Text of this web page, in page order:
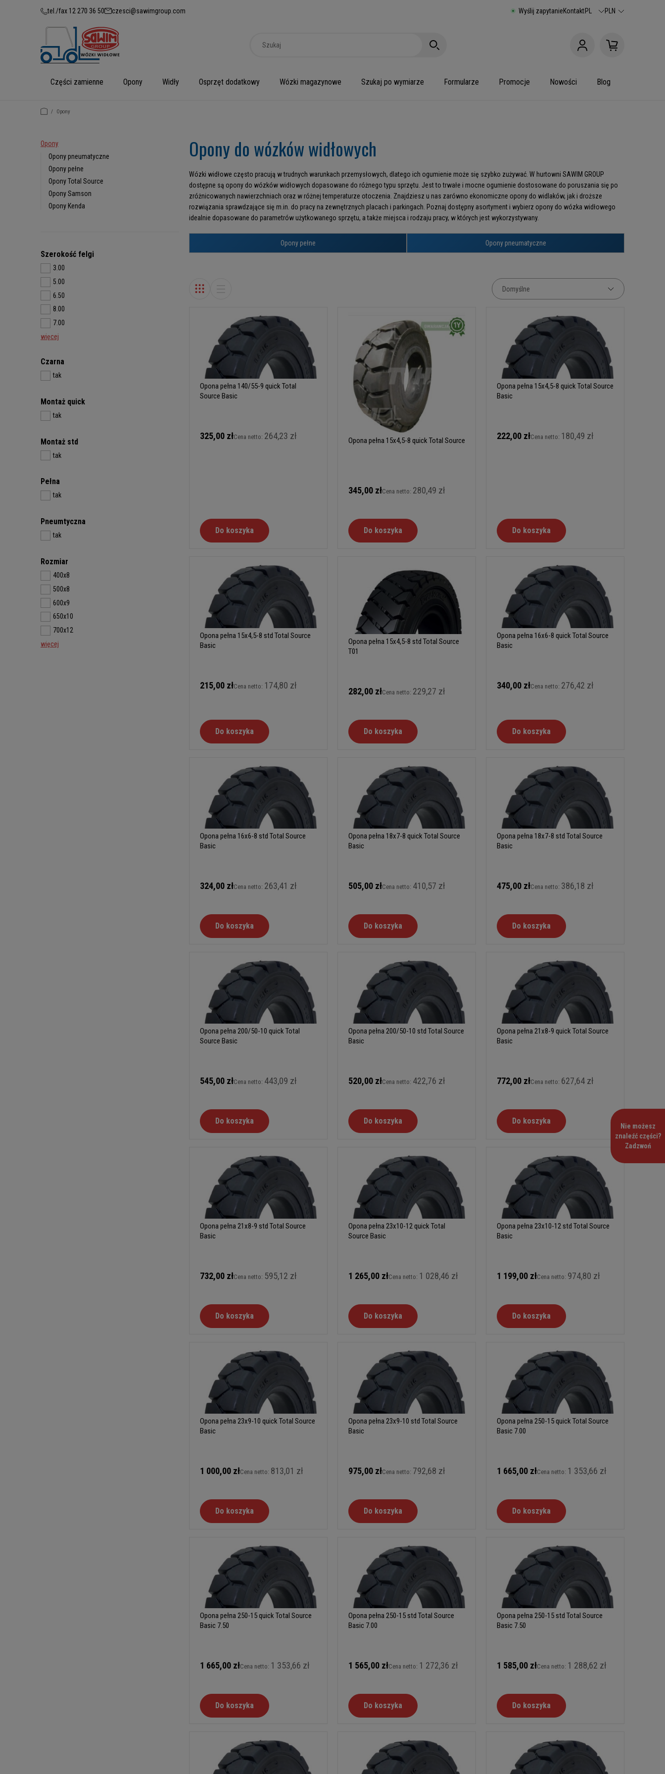
tel./fax 12 270 36 50 czesci@sawimgroup.com Wyślij zapytanieKontaktPL PLN
Części zamienne Opony Widły Osprzęt dodatkowy Wózki magazynowe Szukaj po wymiarze Formularze Promocje Nowości Blog
/ Opony
Opony
Opony pneumatyczne
Opony pełne
Opony Total Source
Opony Samson
Opony Kenda
Szerokość felgi
3.00
5.00
6.50
8.00
7.00
więcej
Czarna
tak
Montaż quick
tak
Montaż std
tak
Pełna
tak
Pneumtyczna
tak
Rozmiar
400x8
500x8
600x9
650x10
700x12
więcej
Opony do wózków widłowych
Wózki widłowe często pracują w trudnych warunkach przemysłowych, dlatego ich ogumienie może się szybko zużywać. W hurtowni SAWIM GROUP
dostępne są opony do wózków widłowych dopasowane do różnego typu sprzętu. Jest to trwałe i mocne ogumienie dostosowane do poruszania się po
zróżnicowanych nawierzchniach oraz w różnej temperaturze otoczenia. Znajdziesz u nas zarówno ekonomiczne opony do widlaków, jak i droższe
rozwiązania sprawdzające się m.in. do pracy na zewnętrznych placach i parkingach. Poznaj dostępny asortyment i wybierz opony do wózka widłowego
idealnie dopasowane do parametrów użytkowanego sprzętu, a także miejsca i rodzaju pracy, w których jest wykorzystywany.
Opony pełne Opony pneumatyczne
Opona pełna 140/55-9 quick Total
Source Basic
325,00 złCena netto: 264,23 zł
Do koszyka
Opona pełna 15x4,5-8 quick Total Source
345,00 złCena netto: 280,49 zł
Do koszyka
Opona pełna 15x4,5-8 quick Total Source
Basic
222,00 złCena netto: 180,49 zł
Do koszyka
Opona pełna 15x4,5-8 std Total Source
Basic
215,00 złCena netto: 174,80 zł
Do koszyka
Opona pełna 15x4,5-8 std Total Source
T01
282,00 złCena netto: 229,27 zł
Do koszyka
Opona pełna 16x6-8 quick Total Source
Basic
340,00 złCena netto: 276,42 zł
Do koszyka
Opona pełna 16x6-8 std Total Source
Basic
324,00 złCena netto: 263,41 zł
Do koszyka
Opona pełna 18x7-8 quick Total Source
Basic
505,00 złCena netto: 410,57 zł
Do koszyka
Opona pełna 18x7-8 std Total Source
Basic
475,00 złCena netto: 386,18 zł
Do koszyka
Opona pełna 200/50-10 quick Total
Source Basic
545,00 złCena netto: 443,09 zł
Do koszyka
Opona pełna 200/50-10 std Total Source
Basic
520,00 złCena netto: 422,76 zł
Do koszyka
Opona pełna 21x8-9 quick Total Source
Basic
772,00 złCena netto: 627,64 zł
Do koszyka
Opona pełna 21x8-9 std Total Source
Basic
732,00 złCena netto: 595,12 zł
Do koszyka
Opona pełna 23x10-12 quick Total
Source Basic
1 265,00 złCena netto: 1 028,46 zł
Do koszyka
Opona pełna 23x10-12 std Total Source
Basic
1 199,00 złCena netto: 974,80 zł
Do koszyka
Opona pełna 23x9-10 quick Total Source
Basic
1 000,00 złCena netto: 813,01 zł
Do koszyka
Opona pełna 23x9-10 std Total Source
Basic
975,00 złCena netto: 792,68 zł
Do koszyka
Opona pełna 250-15 quick Total Source
Basic 7.00
1 665,00 złCena netto: 1 353,66 zł
Do koszyka
Opona pełna 250-15 quick Total Source
Basic 7.50
1 665,00 złCena netto: 1 353,66 zł
Do koszyka
Opona pełna 250-15 std Total Source
Basic 7.00
1 565,00 złCena netto: 1 272,36 zł
Do koszyka
Opona pełna 250-15 std Total Source
Basic 7.50
1 585,00 złCena netto: 1 288,62 zł
Do koszyka
Nie możesz
znaleźć części?
Zadzwoń